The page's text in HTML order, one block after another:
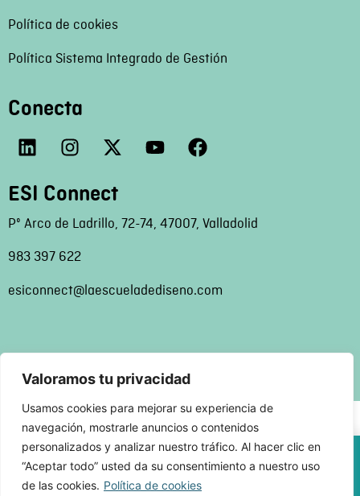
Valoramos tu privacidad
Usamos cookies para mejorar su experiencia de
navegación, mostrarle anuncios o contenidos
personalizados y analizar nuestro tráfico. Al hacer clic en
“Aceptar todo” usted da su consentimiento a nuestro uso
de las cookies. Política de cookies
Política de cookies
Política Sistema Integrado de Gestión
Conecta
ESI Connect
Pº Arco de Ladrillo, 72-74, 47007, Valladolid
983 397 622
esiconnect@laescueladediseno.com
ESI VALLADOLID © 2026
Obtén un 20% de descuento directo